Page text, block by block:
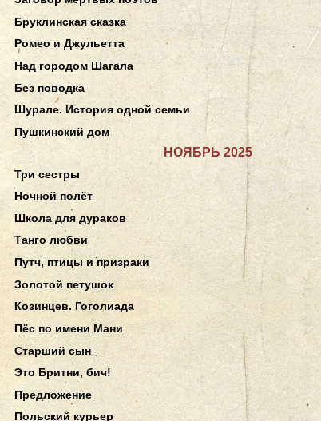
Бруклинская сказка
Ромео и Джульетта
Над городом Шагала
Без поводка
Шурале. История одной семьи
Пушкинский дом
НОЯБРЬ 2025
Три сестры
Ночной полёт
Школа для дураков
Танго любви
Путч, птицы и призраки
Золотой петушок
Козинцев. Гоголиада
Пёс по имени Мани
Старший сын
Это Бритни, бич!
Предложение
Польский курьер